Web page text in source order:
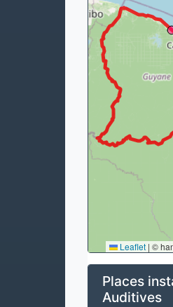
Leaflet | ©
Places
Auditives